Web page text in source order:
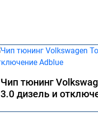
Чип тюнинг
3.0 дизель и